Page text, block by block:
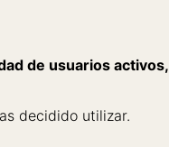
de usuarios activos,
decidido utilizar.